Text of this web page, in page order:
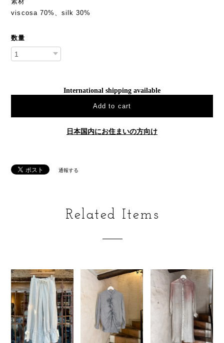
viscosa 70%、silk 30%
数量
International shipping available
Add to cart
日本国内にお住まいの方向け
通報する
Related Items